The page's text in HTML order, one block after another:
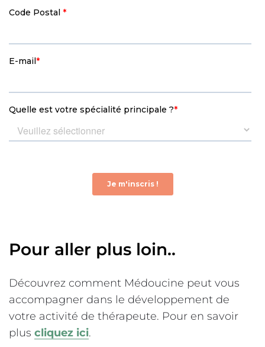
Pour aller plus loin..
Découvrez comment Médoucine peut vous
accompagner dans le développement de
votre activité de thérapeute. Pour en savoir
plus cliquez ici.